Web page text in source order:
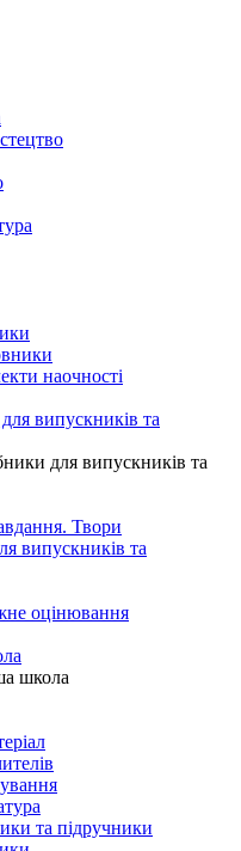
наочності
випускників та
для випускників та
Твори
випускників та
оцінювання
школа
та підручники